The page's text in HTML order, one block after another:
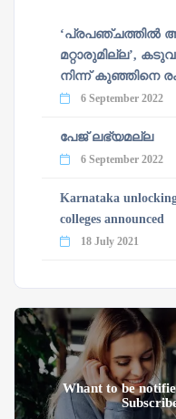
‘പ്രപഞ്ചത്തില്‍
മറ്റാരുമില്ല’,
നിന്ന് കുഞ്ഞിനെ
6 September 2022
പേജ് ലഭ്യമല്ല
6 September 2022
Karnataka
colleges announced
18 July 2021
Whant to be